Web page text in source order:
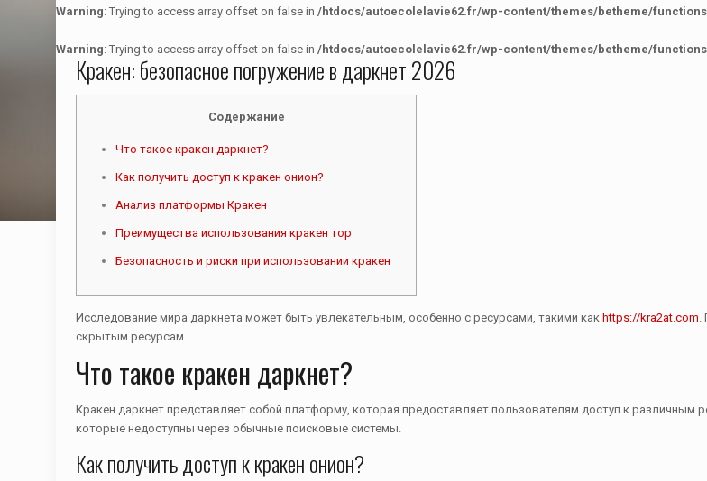
Warning: Trying to access array offset on false in /htdocs/autoecolelavie62.fr/wp-content/themes/betheme/
Warning: Trying to access array offset on false in /htdocs/autoecolelavie62.fr/wp-content/themes/betheme/
Кракен: безопасное погружение в даркнет 2026
Содержание
Что такое кракен даркнет?
Как получить доступ к кракен онион?
Анализ платформы Кракен
Преимущества использования кракен тор
Безопасность и риски при использовании кракен
Исследование мира даркнета может быть увлекательным, особенно с ресурсами, такими как https://kra2at.com.
скрытым ресурсам.
Что такое кракен даркнет?
Кракен даркнет представляет собой платформу, которая предоставляет пользователям доступ к различным
которые недоступны через обычные поисковые системы.
Как получить доступ к кракен онион?